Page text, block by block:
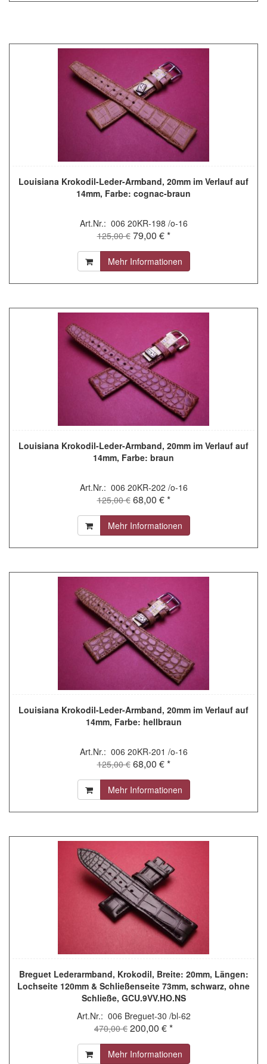
Louisiana Krokodil-Leder-Armband, 20mm im Verlauf auf
14mm, Farbe: cognac-braun
Art.Nr.: 006 20KR-198 /o-16
125,00 € 79,00 € *
Mehr Informationen
Louisiana Krokodil-Leder-Armband, 20mm im Verlauf auf
14mm, Farbe: braun
Art.Nr.: 006 20KR-202 /o-16
125,00 € 68,00 € *
Mehr Informationen
Louisiana Krokodil-Leder-Armband, 20mm im Verlauf auf
14mm, Farbe: hellbraun
Art.Nr.: 006 20KR-201 /o-16
125,00 € 68,00 € *
Mehr Informationen
Breguet Lederarmband, Krokodil, Breite: 20mm, Längen:
Lochseite 120mm & Schließenseite 73mm, schwarz, ohne
Schließe, GCU.9VV.HO.NS
Art.Nr.: 006 Breguet-30 /bl-62
470,00 € 200,00 € *
Mehr Informationen